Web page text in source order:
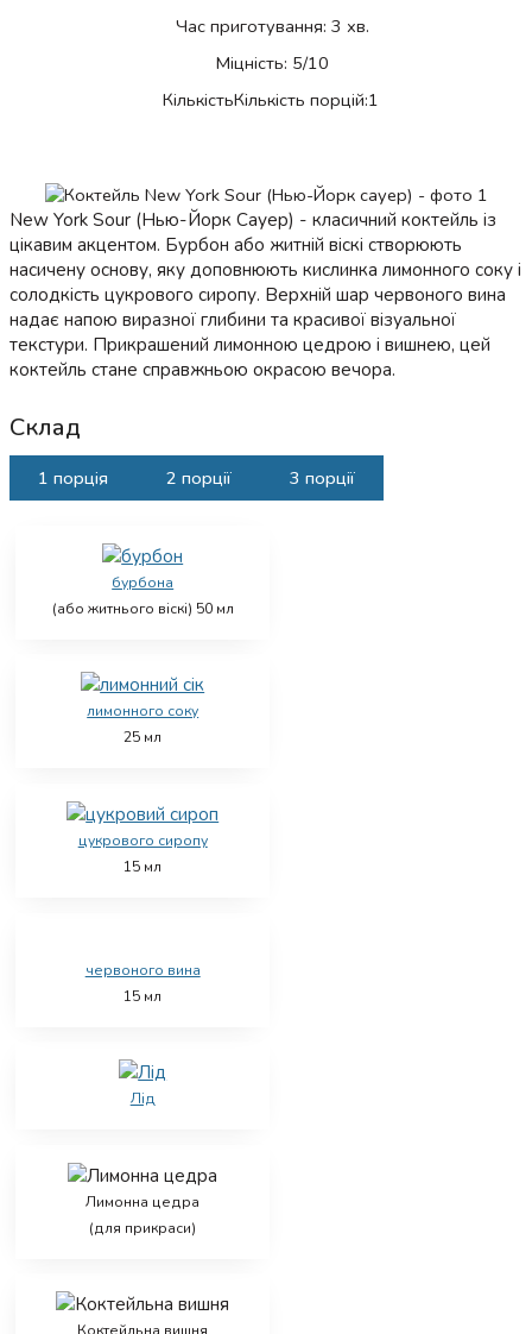
Час приготування: 3 хв.
Міцність: 5/10
КількістьКількість порцій:1
New York Sour (Нью-Йорк Сауер) - класичний коктейль із
цікавим акцентом. Бурбон або житній віскі створюють
насичену основу, яку доповнюють кислинка лимонного соку і
солодкість цукрового сиропу. Верхній шар червоного вина
надає напою виразної глибини та красивої візуальної
текстури. Прикрашений лимонною цедрою і вишнею, цей
коктейль стане справжньою окрасою вечора.
Склад
1 порція 2 порції 3 порції
бурбона
(або житнього віскі) 50 мл
лимонного соку
25 мл
цукрового сиропу
15 мл
червоного вина
15 мл
Лід
Лимонна цедра
(для прикраси)